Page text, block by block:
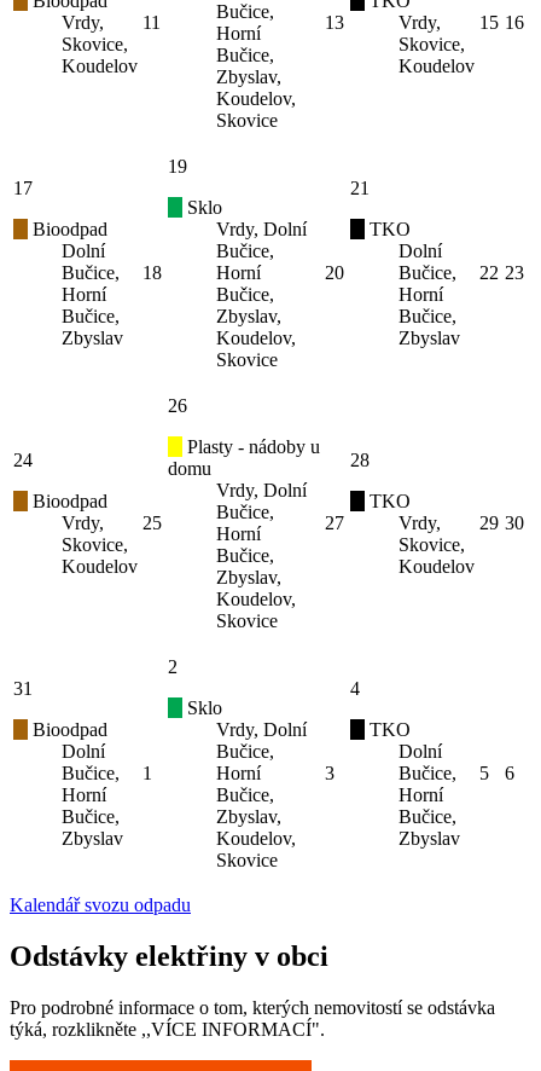
Vrdy,
Skovice,
Koudelov
11
Bučice,
Horní
Bučice,
Zbyslav,
Koudelov,
Skovice
13
Vrdy,
Skovice,
Koudelov
15 16
17
Bioodpad
Dolní
Bučice,
Horní
Bučice,
Zbyslav
18
19
Sklo
Vrdy, Dolní
Bučice,
Horní
Bučice,
Zbyslav,
Koudelov,
Skovice
20
21
TKO
Dolní
Bučice,
Horní
Bučice,
Zbyslav
22 23
24
Bioodpad
Vrdy,
Skovice,
Koudelov
25
26
Plasty - nádoby u
domu
Vrdy, Dolní
Bučice,
Horní
Bučice,
Zbyslav,
Koudelov,
Skovice
27
28
TKO
Vrdy,
Skovice,
Koudelov
29 30
31
Bioodpad
Dolní
Bučice,
Horní
Bučice,
Zbyslav
1
2
Sklo
Vrdy, Dolní
Bučice,
Horní
Bučice,
Zbyslav,
Koudelov,
Skovice
3
4
TKO
Dolní
Bučice,
Horní
Bučice,
Zbyslav
5 6
Kalendář svozu odpadu
Odstávky elektřiny v obci
Pro podrobné informace o tom, kterých nemovitostí se odstávka
týká, rozklikněte ,,VÍCE INFORMACÍ".